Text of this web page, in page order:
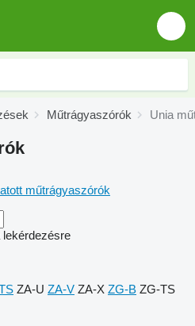
Műtrágyaszórók Unia
műtrágyaszórók
lekérdezésre
ZA-U ZA-V ZA-X ZG-B ZG-TS